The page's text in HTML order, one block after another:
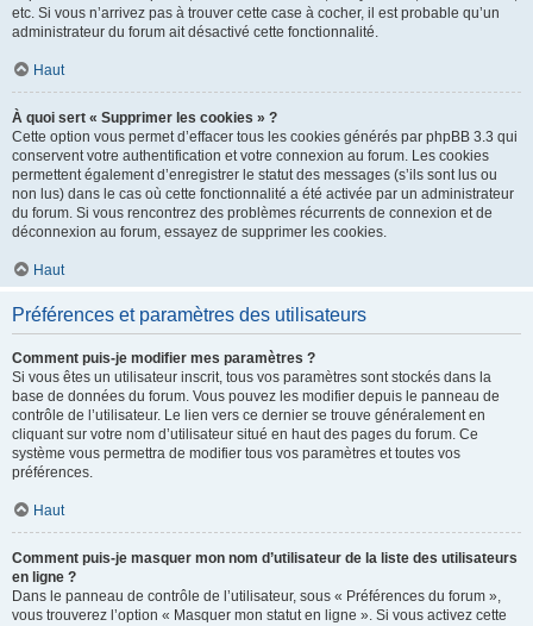
etc. Si vous n’arrivez pas à trouver cette case à cocher, il est probable qu’un
administrateur du forum ait désactivé cette fonctionnalité.
Haut
À quoi sert « Supprimer les cookies » ?
Cette option vous permet d’effacer tous les cookies générés par phpBB 3.3 qui
conservent votre authentification et votre connexion au forum. Les cookies
permettent également d’enregistrer le statut des messages (s’ils sont lus ou
non lus) dans le cas où cette fonctionnalité a été activée par un administrateur
du forum. Si vous rencontrez des problèmes récurrents de connexion et de
déconnexion au forum, essayez de supprimer les cookies.
Haut
Préférences et paramètres des utilisateurs
Comment puis-je modifier mes paramètres ?
Si vous êtes un utilisateur inscrit, tous vos paramètres sont stockés dans la
base de données du forum. Vous pouvez les modifier depuis le panneau de
contrôle de l’utilisateur. Le lien vers ce dernier se trouve généralement en
cliquant sur votre nom d’utilisateur situé en haut des pages du forum. Ce
système vous permettra de modifier tous vos paramètres et toutes vos
préférences.
Haut
Comment puis-je masquer mon nom d’utilisateur de la liste des utilisateurs
en ligne ?
Dans le panneau de contrôle de l’utilisateur, sous « Préférences du forum »,
vous trouverez l’option « Masquer mon statut en ligne ». Si vous activez cette